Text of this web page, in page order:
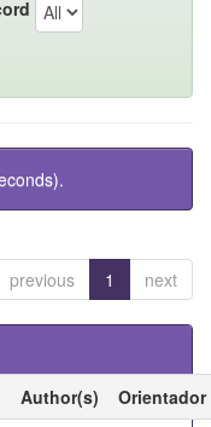
previous 1 next
Author(s)
Orientador